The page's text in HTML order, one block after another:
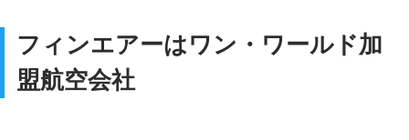
フィンエアーはワン・ワールド加
盟航空会社